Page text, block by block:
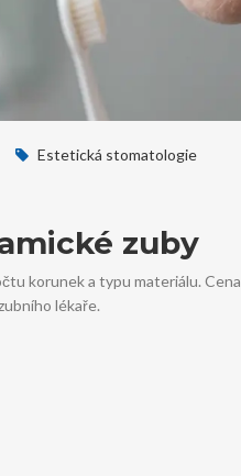
Estetická stomatologie
zuby
korunek a typu materiálu.
lékaře.